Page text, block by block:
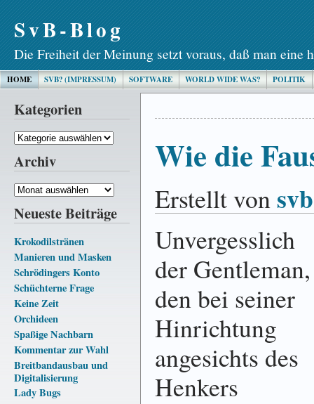
SvB-Blog
Die Freiheit der Meinung setzt voraus, daß man eine
HOME SVB? (IMPRESSUM) SOFTWARE WORLD WIDE WAS? POLITIK
Kategorien
Kategorien
Archiv
Archiv
Neueste Beiträge
Krokodilstränen
Manieren und Masken
Schrödingers Konto
Schüchterne Frage
Keine Zeit
Orchideen
Spaßige Nachbarn
Kommentar zur Wahl
Breitbandausbau und
Digitalisierung
Lady Bugs
Wie die
Erstellt vonsvb
Unvergesslich
der Gentleman,
den bei seiner
Hinrichtung
angesichts des
Henkers